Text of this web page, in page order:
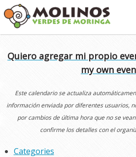
Skip
to
content
Quiero agregar mi propio
my own
Este calendario se actualiza
información enviada por diferentes usuarios,
por cambios de última hora que no se
confirme los detalles con el
Categories